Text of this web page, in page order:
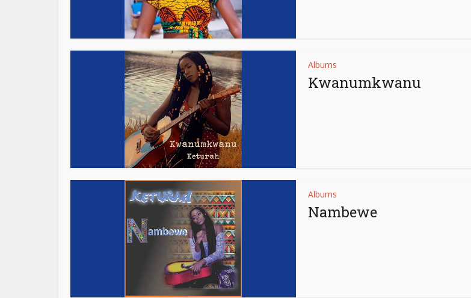
Albums
Kwanumkwanu
Albums
Nambewe